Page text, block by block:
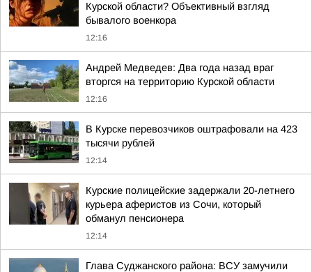
Курской области? Объективный взгляд
бывалого военкора
12:16
Андрей Медведев: Два года назад враг
вторгся на территорию Курской области
12:16
В Курске перевозчиков оштрафовали на 423
тысячи рублей
12:14
Курские полицейские задержали 20-летнего
курьера аферистов из Сочи, который
обманул пенсионера
12:14
Глава Суджанского района: ВСУ замучили